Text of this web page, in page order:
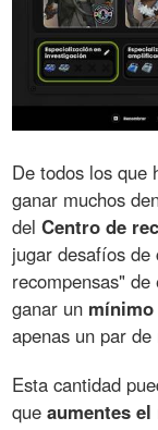
De todos los que
ganar muchos
delCentro de
jugar desafíos de
recompensas"
ganar un mínimo
apenas un par de
Esta cantidad
queaumentes el